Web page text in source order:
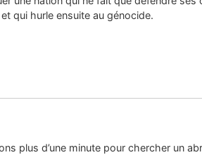
qui hurle ensuite au génocide.
plus d’une minute pour chercher un